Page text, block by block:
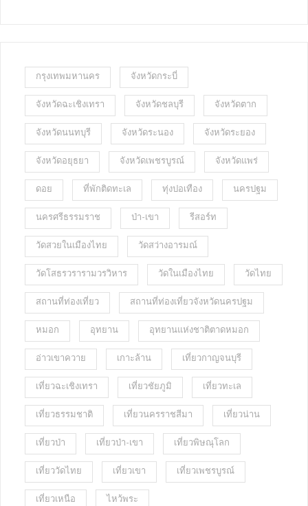
กรุงเทพมหานคร จังหวัดกระบี่
จังหวัดฉะเชิงเทรา จังหวัดชลบุรี จังหวัดตาก
จังหวัดนนทบุรี จังหวัดระนอง จังหวัดระยอง
จังหวัดอยุธยา จังหวัดเพชรบูรณ์ จังหวัดแพร่
ดอย ที่พักติดทะเล ทุ่งปอเทือง นครปฐม
นครศรีธรรมราช ป่า-เขา รีสอร์ท
วัดสวยในเมืองไทย วัดสว่างอารมณ์
วัดโสธรวรารามวรวิหาร วัดในเมืองไทย วัดไทย
สถานที่ท่องเที่ยว สถานที่ท่องเที่ยวจังหวัดนครปฐม
หมอก อุทยาน อุทยานแห่งชาติตาดหมอก
อ่าวเขาควาย เกาะล้าน เที่ยวกาญจนบุรี
เที่ยวฉะเชิงเทรา เที่ยวชัยภูมิ เที่ยวทะเล
เที่ยวธรรมชาติ เที่ยวนครราชสีมา เที่ยวน่าน
เที่ยวป่า เที่ยวป่า-เขา เที่ยวพิษณุโลก
เที่ยววัดไทย เที่ยวเขา เที่ยวเพชรบูรณ์
เที่ยวเหนือ ไหว้พระ